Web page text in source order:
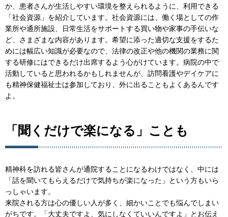
か、患者さんが生活しやすい環境を整えられるように、利用できる
「社会資源」を紹介しています。社会資源には、働く場としての作
業所や通所施設、日常生活をサポートする買い物や家事の手伝いな
ど、さまざまな内容があります。希望に添った適切な支援をするた
めには幅広い知識が必要なので、法律の改正や他の機関の業務に関
する研修にはできるだけ出席するよう心がけています。病院の中で
活動していると思われるかもしれませんが、訪問看護やデイケアに
も精神保健福祉士は参加しており、外に出ることもよくあるんです
よ。
「聞くだけで楽になる」ことも
精神科を訪れる皆さんが通院することになるわけではなく、中には
「話を聞いてもらえるだけで気持ちが楽になった」という方もいら
っしゃいます。
来院される方は心の優しい人が多く、細かいことでも悩んでしまい
がちです。「大丈夫ですよ、気にしなくていいんですよ」とお伝え